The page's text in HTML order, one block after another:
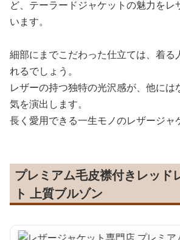
ど、テーラードジャケットの魅力をレ
います。
細部にまでこだわった仕立ては、着る
れるでしょう。
レザーの持つ独特の光沢感が、他には
気を演出します。
長く愛用できる一生モノのレザージャ
プレミアム毛皮襟付きレッド
ト 上質ブルゾン